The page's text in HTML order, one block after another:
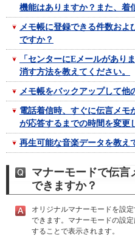
機能はありますか？また、着
メモ帳に登録できる件数およ
ですか？
「センターにEメールがあり
消す方法を教えてください。
メモ帳をバックアップして他
電話着信時、すぐに伝言メモ
が応答するまでの時間を変更
再生可能な音楽データを教え
マナーモードで伝言
できますか？
オリジナルマナーモードを設
できます。マナーモードの設
することで表示されます。